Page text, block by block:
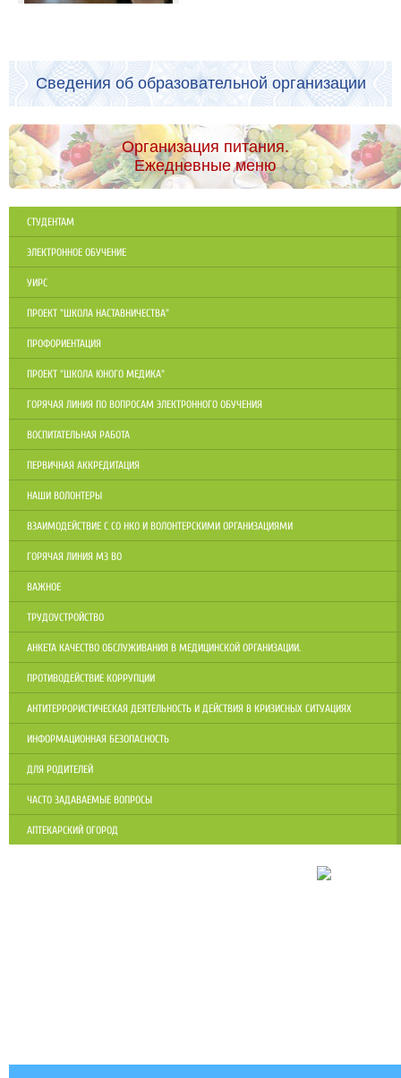
Сведения об образовательной организации
Организация питания.
Ежедневные меню
СТУДЕНТАМ
ЭЛЕКТРОННОЕ ОБУЧЕНИЕ
УИРС
ПРОЕКТ "ШКОЛА НАСТАВНИЧЕСТВА"
ПРОФОРИЕНТАЦИЯ
ПРОЕКТ "ШКОЛА ЮНОГО МЕДИКА"
ГОРЯЧАЯ ЛИНИЯ ПО ВОПРОСАМ ЭЛЕКТРОННОГО ОБУЧЕНИЯ
ВОСПИТАТЕЛЬНАЯ РАБОТА
ПЕРВИЧНАЯ АККРЕДИТАЦИЯ
НАШИ ВОЛОНТЕРЫ
ВЗАИМОДЕЙСТВИЕ С СО НКО И ВОЛОНТЕРСКИМИ ОРГАНИЗАЦИЯМИ
ГОРЯЧАЯ ЛИНИЯ МЗ ВО
ВАЖНОЕ
ТРУДОУСТРОЙСТВО
АНКЕТА КАЧЕСТВО ОБСЛУЖИВАНИЯ В МЕДИЦИНСКОЙ ОРГАНИЗАЦИИ.
ПРОТИВОДЕЙСТВИЕ КОРРУПЦИИ
АНТИТЕРРОРИСТИЧЕСКАЯ ДЕЯТЕЛЬНОСТЬ И ДЕЙСТВИЯ В КРИЗИСНЫХ СИТУАЦИЯХ
ИНФОРМАЦИОННАЯ БЕЗОПАСНОСТЬ
ДЛЯ РОДИТЕЛЕЙ
ЧАСТО ЗАДАВАЕМЫЕ ВОПРОСЫ
АПТЕКАРСКИЙ ОГОРОД